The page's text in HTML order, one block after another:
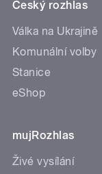
Český rozhlas
Válka na Ukrajině
Komunální volby
Stanice
eShop
mujRozhlas
Živé vysílání